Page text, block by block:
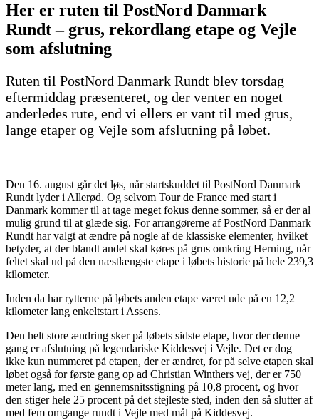
Her er ruten til PostNord Danmark
Rundt – grus, rekordlang etape og Vejle
som afslutning
Ruten til PostNord Danmark Rundt blev torsdag
eftermiddag præsenteret, og der venter en noget
anderledes rute, end vi ellers er vant til med grus,
lange etaper og Vejle som afslutning på løbet.
Den 16. august går det løs, når startskuddet til PostNord Danmark
Rundt lyder i Allerød. Og selvom Tour de France med start i
Danmark kommer til at tage meget fokus denne sommer, så er der al
mulig grund til at glæde sig. For arrangørerne af PostNord Danmark
Rundt har valgt at ændre på nogle af de klassiske elementer, hvilket
betyder, at der blandt andet skal køres på grus omkring Herning, når
feltet skal ud på den næstlængste etape i løbets historie på hele 239,3
kilometer.
Inden da har rytterne på løbets anden etape været ude på en 12,2
kilometer lang enkeltstart i Assens.
Den helt store ændring sker på løbets sidste etape, hvor der denne
gang er afslutning på legendariske Kiddesvej i Vejle. Det er dog
ikke kun nummeret på etapen, der er ændret, for på selve etapen skal
løbet også for første gang op ad Christian Winthers vej, der er 750
meter lang, med en gennemsnitsstigning på 10,8 procent, og hvor
den stiger hele 25 procent på det stejleste sted, inden den så slutter af
med fem omgange rundt i Vejle med mål på Kiddesvej.